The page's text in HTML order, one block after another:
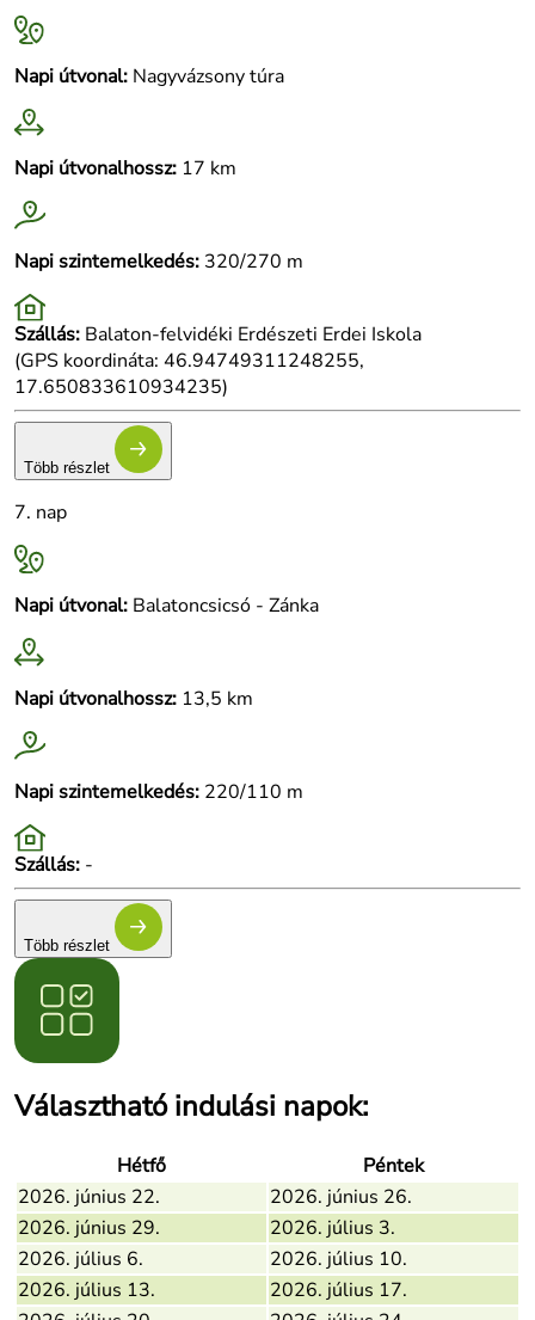
Napi útvonal: Nagyvázsony túra
Napi útvonalhossz: 17 km
Napi szintemelkedés: 320/270 m
Szállás: Balaton-felvidéki Erdészeti Erdei Iskola
(GPS koordináta: 46.94749311248255,
17.650833610934235)
Több részlet
7. nap
Napi útvonal: Balatoncsicsó - Zánka
Napi útvonalhossz: 13,5 km
Napi szintemelkedés: 220/110 m
Szállás: -
Több részlet
Választható indulási napok:
Hétfő
Péntek
2026. június 22.
2026. június 26.
2026. június 29.
2026. július 3.
2026. július 6.
2026. július 10.
2026. július 13.
2026. július 17.